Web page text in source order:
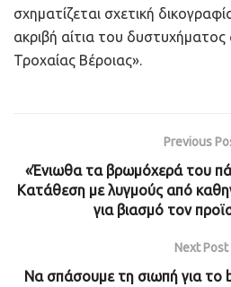
σχηματίζεται σχετική
ακριβή αίτια του δυστυχήματος
Τροχαίας Βέροιας».
Previous
«Ένιωθα τα βρωμόχερά του
Κατάθεση με λυγμούς από
για βιασμό τον
Next Post
Να σπάσουμε τη σιωπή για το